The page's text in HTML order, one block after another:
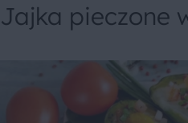
Jajka pieczone